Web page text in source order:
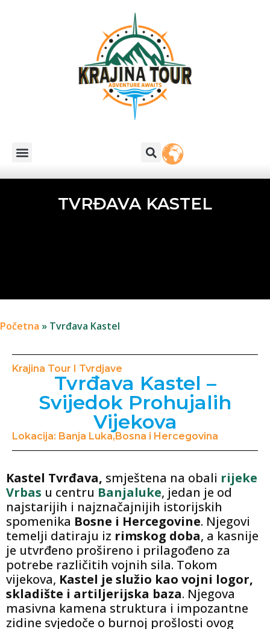
TVRĐAVA KASTEL
Početna » Tvrđava Kastel
Krajina Tour I Tvrdjave
Tvrđava Kastel –
Svijedok Prohujalih
Vijekova
Lokacija: Banja Luka,Bosna i Hercegovina
Kastel Tvrđava, smještena na obali rijeke
Vrbas u centru Banjaluke, jedan je od
najstarijih i najznačajnijih istorijskih
spomenika Bosne i Hercegovine. Njegovi
temelji datiraju iz rimskog doba, a kasnije
je utvrđeno prošireno i prilagođeno za
potrebe različitih vojnih sila. Tokom
vijekova, Kastel je služio kao vojni logor,
skladište i artiljerijska baza. Njegova
masivna kamena struktura i impozantne
zidine svjedoče o burnoj prošlosti ovog